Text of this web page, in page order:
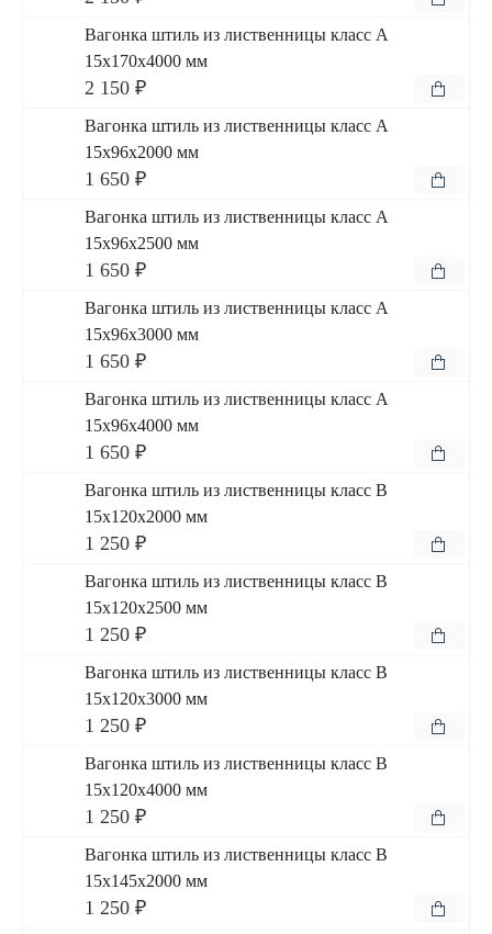
Вагонка штиль из лиственницы класс А
15x170x4000 мм
2 150 ₽
Вагонка штиль из лиственницы класс А
15x96x2000 мм
1 650 ₽
Вагонка штиль из лиственницы класс А
15x96x2500 мм
1 650 ₽
Вагонка штиль из лиственницы класс А
15x96x3000 мм
1 650 ₽
Вагонка штиль из лиственницы класс А
15x96x4000 мм
1 650 ₽
Вагонка штиль из лиственницы класс В
15x120x2000 мм
1 250 ₽
Вагонка штиль из лиственницы класс В
15x120x2500 мм
1 250 ₽
Вагонка штиль из лиственницы класс В
15x120x3000 мм
1 250 ₽
Вагонка штиль из лиственницы класс В
15x120x4000 мм
1 250 ₽
Вагонка штиль из лиственницы класс В
15x145x2000 мм
1 250 ₽